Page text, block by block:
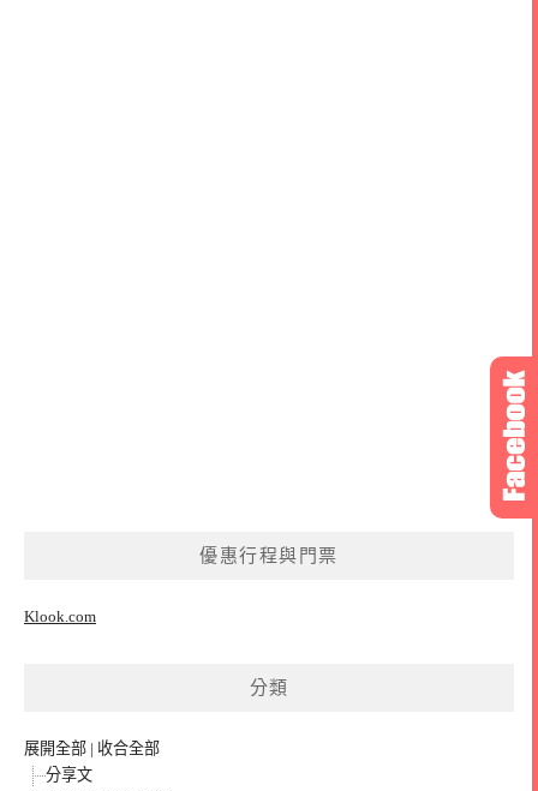
優惠行程與門票
Klook.com
分類
展開全部 | 收合全部
分享文